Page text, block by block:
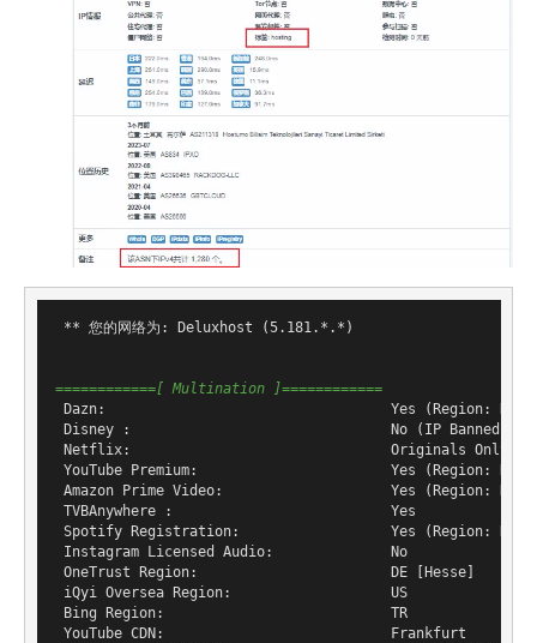
** 您的网络为: Deluxhost (5.181.*.*)
============[ Multination ]============
Dazn:                                  Yes (Region: DE)
Disney :                               No (IP Banned By
Netflix:                               Originals Only
YouTube Premium:                       Yes (Region: DE)
Amazon Prime Video:                    Yes (Region: DE)
TVBAnywhere :                          Yes
Spotify Registration:                  Yes (Region: DE)
Instagram Licensed Audio:              No
OneTrust Region:                       DE [Hesse]
iQyi Oversea Region:                   US
Bing Region:                           TR
YouTube CDN:                           Frankfurt